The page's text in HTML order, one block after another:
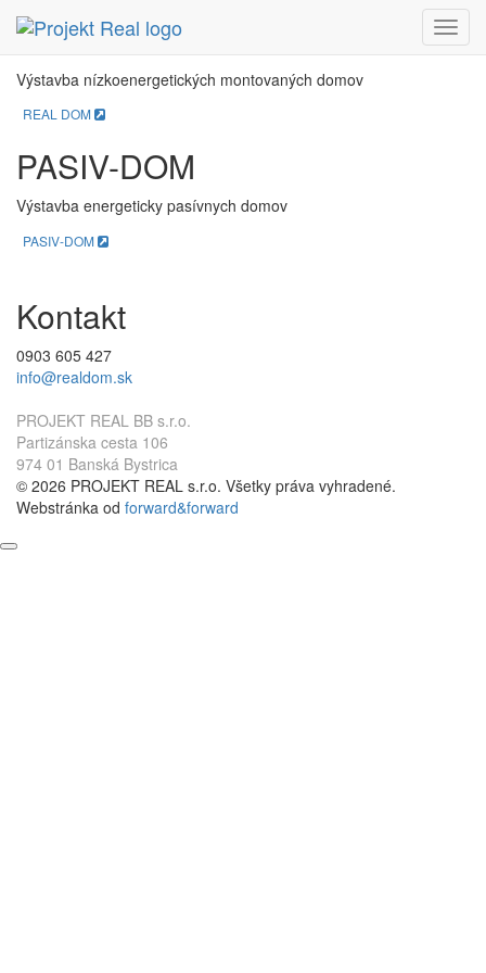
Menu
REAL DOM
Výstavba nízkoenergetických montovaných domov
REAL DOM
PASIV-DOM
Výstavba energeticky pasívnych domov
PASIV-DOM
Kontakt
0903 605 427
info@realdom.sk
PROJEKT REAL BB s.r.o.
Partizánska cesta 106
974 01 Banská Bystrica
© 2026 PROJEKT REAL s.r.o. Všetky práva vyhradené.
Webstránka od forward&forward